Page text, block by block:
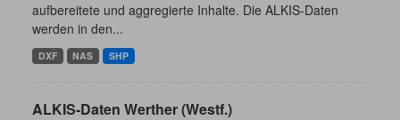
aufbereitete und aggregierte Inhalte. Die ALKIS-Daten
werden in den...
DXF NAS SHP
ALKIS-Daten Werther (Westf.)